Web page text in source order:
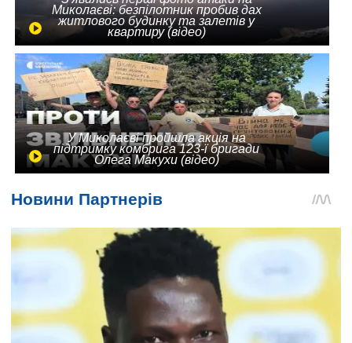
Миколаєві: безпілотник пробив дах
житлового будинку та залетів у
квартиру (відео)
У Миколаєві пройшла акція на
підтримку комбрига 123-ї бригади
Олега Макухи (відео)